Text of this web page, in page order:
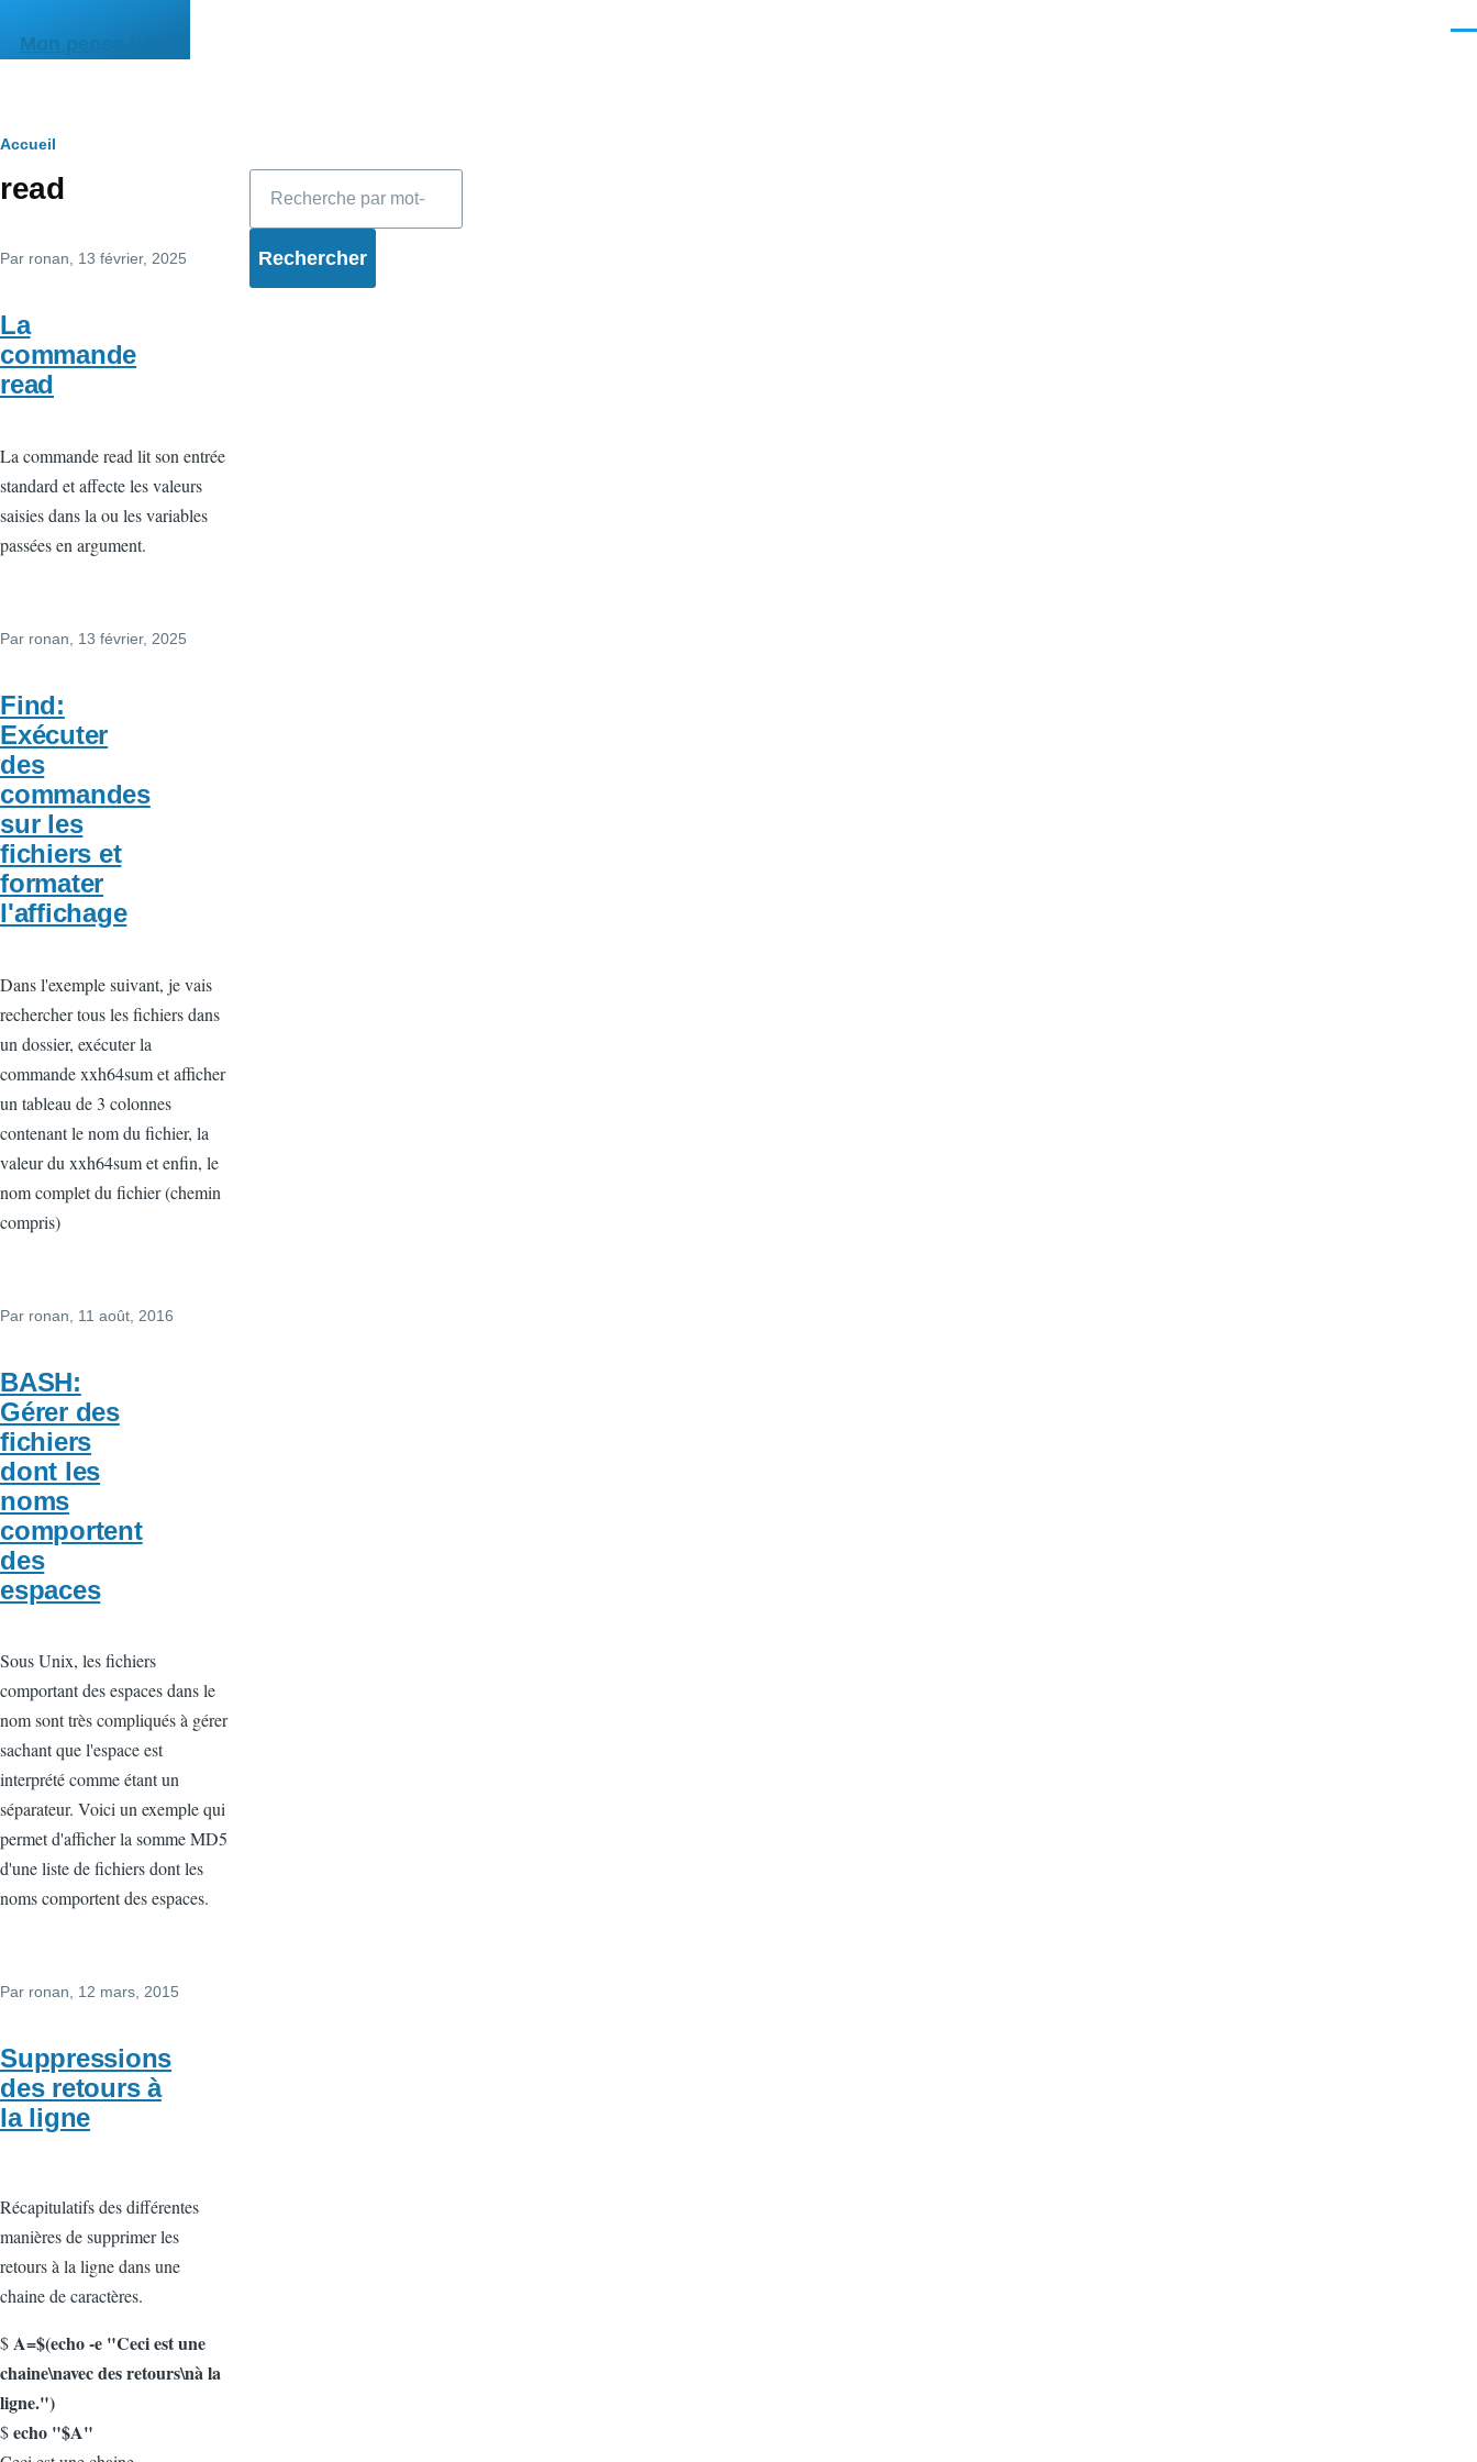
Mon pense-bête
Fil
d'Ariane
Accueil
read
Par ronan , 13 février, 2025
La
commande
read
La commande read lit son entrée
standard et affecte les valeurs
saisies dans la ou les variables
passées en argument.
Par ronan , 13 février, 2025
Find:
Exécuter
des
commandes
sur les
fichiers et
formater
l'affichage
Dans l'exemple suivant, je vais
rechercher tous les fichiers dans
un dossier, exécuter la
commande xxh64sum et afficher
un tableau de 3 colonnes
contenant le nom du fichier, la
valeur du xxh64sum et enfin, le
nom complet du fichier (chemin
compris)
Par ronan , 11 août, 2016
BASH:
Gérer des
fichiers
dont les
noms
comportent
des
espaces
Sous Unix, les fichiers
comportant des espaces dans le
nom sont très compliqués à gérer
sachant que l'espace est
interprété comme étant un
séparateur. Voici un exemple qui
permet d'afficher la somme MD5
d'une liste de fichiers dont les
noms comportent des espaces.
Par ronan, 12 mars, 2015
Suppressions
des retours à
la ligne
Récapitulatifs des différentes
manières de supprimer les
retours à la ligne dans une
chaine de caractères.
$A=$(echo -e "Ceci est une
chaine\navec des retours\nà la
ligne.")
$echo "$A"